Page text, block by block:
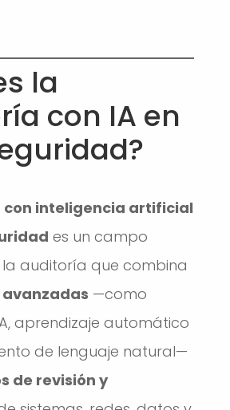
la
con IA en
inteligencia artificial
es un campo
auditoría que combina
—como
aprendizaje automático
de lenguaje natural—
de revisión y